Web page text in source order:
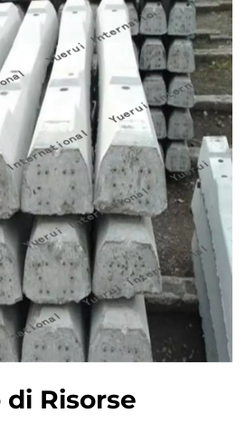
Risorse